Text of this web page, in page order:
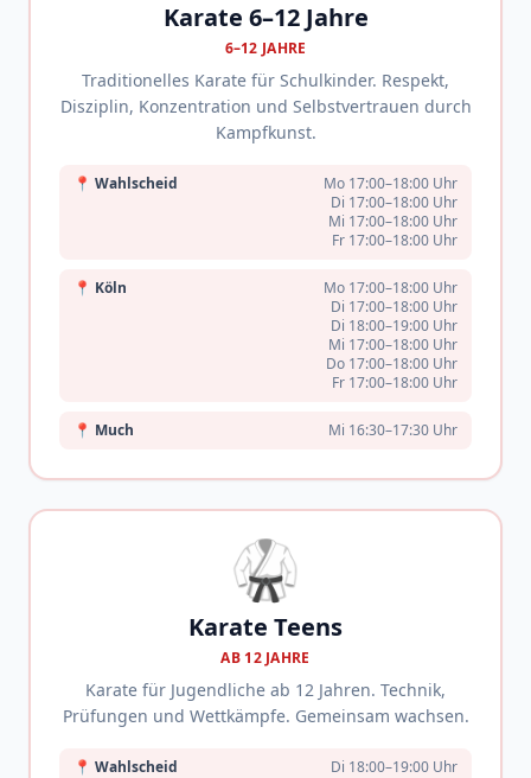
Karate 6–12 Jahre
6–12 JAHRE
Traditionelles Karate für Schulkinder. Respekt,
Disziplin, Konzentration und Selbstvertrauen durch
Kampfkunst.
📍 Wahlscheid
Mo 17:00–18:00 Uhr
Di 17:00–18:00 Uhr
Mi 17:00–18:00 Uhr
Fr 17:00–18:00 Uhr
📍 Köln
Mo 17:00–18:00 Uhr
Di 17:00–18:00 Uhr
Di 18:00–19:00 Uhr
Mi 17:00–18:00 Uhr
Do 17:00–18:00 Uhr
Fr 17:00–18:00 Uhr
📍 Much Mi 16:30–17:30 Uhr
🥋
Karate Teens
AB 12 JAHRE
Karate für Jugendliche ab 12 Jahren. Technik,
Prüfungen und Wettkämpfe. Gemeinsam wachsen.
📍 Wahlscheid
Di 18:00–19:00 Uhr